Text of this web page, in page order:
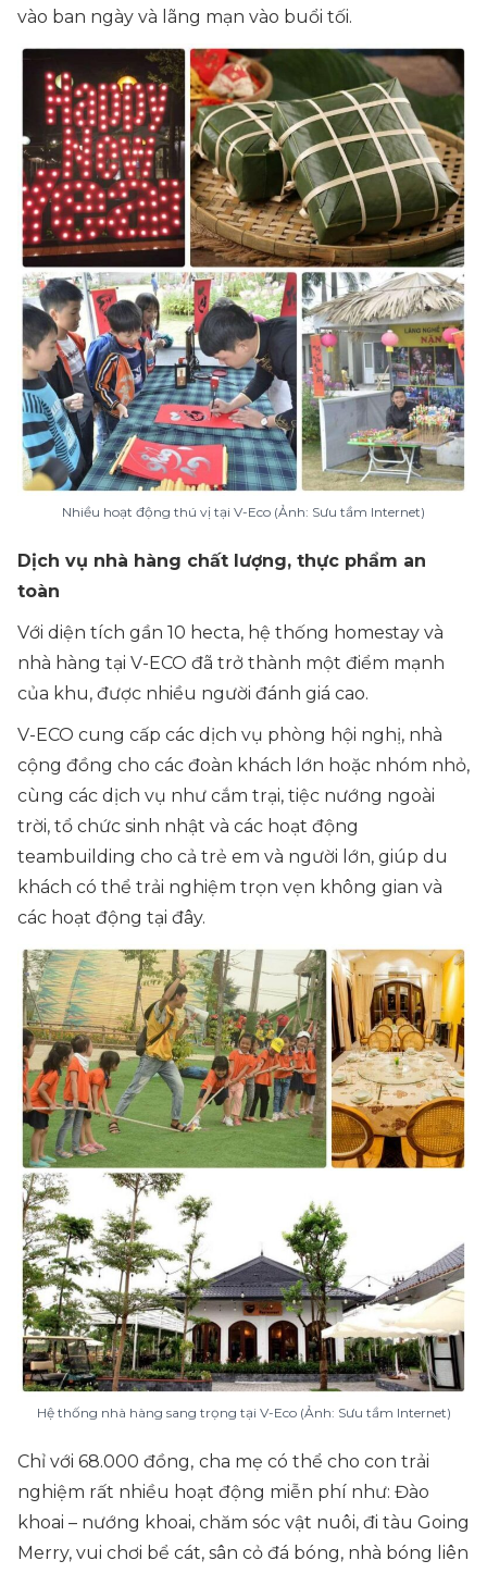
vào ban ngày và lãng mạn vào buổi tối.
Nhiều hoạt động thú vị tại V-Eco (Ảnh: Sưu tầm Internet)
Dịch vụ nhà hàng chất lượng, thực phẩm an
toàn
Với diện tích gần 10 hecta, hệ thống homestay và
nhà hàng tại V-ECO đã trở thành một điểm mạnh
của khu, được nhiều người đánh giá cao.
V-ECO cung cấp các dịch vụ phòng hội nghị, nhà
cộng đồng cho các đoàn khách lớn hoặc nhóm nhỏ,
cùng các dịch vụ như cắm trại, tiệc nướng ngoài
trời, tổ chức sinh nhật và các hoạt động
teambuilding cho cả trẻ em và người lớn, giúp du
khách có thể trải nghiệm trọn vẹn không gian và
các hoạt động tại đây.
Hệ thống nhà hàng sang trọng tại V-Eco (Ảnh: Sưu tầm Internet)
Chỉ với 68.000 đồng, cha mẹ có thể cho con trải
nghiệm rất nhiều hoạt động miễn phí như: Đào
khoai – nướng khoai, chăm sóc vật nuôi, đi tàu Going
Merry, vui chơi bể cát, sân cỏ đá bóng, nhà bóng liên